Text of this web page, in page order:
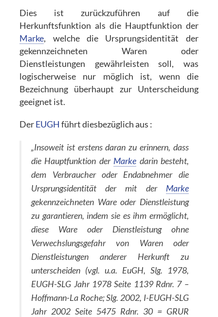
Dies ist zurückzuführen auf die
Herkunftsfunktion als die Hauptfunktion der
Marke, welche die Ursprungsidentität der
gekennzeichneten Waren oder
Dienstleistungen gewährleisten soll, was
logischerweise nur möglich ist, wenn die
Bezeichnung überhaupt zur Unterscheidung
geeignet ist.
DerEUGH führt diesbezüglich aus :
„Insoweit ist erstens daran zu erinnern, dass
die Hauptfunktion der Marke darin besteht,
dem Verbraucher oder Endabnehmer die
Ursprungsidentität der mit der Marke
gekennzeichneten Ware oder Dienstleistung
zu garantieren, indem sie es ihm ermöglicht,
diese Ware oder Dienstleistung ohne
Verwechslungsgefahr von Waren oder
Dienstleistungen anderer Herkunft zu
unterscheiden (vgl. u.a. EuGH, Slg. 1978,
EUGH-SLG Jahr 1978 Seite 1139 Rdnr. 7 –
Hoffmann-La Roche; Slg. 2002, I-EUGH-SLG
Jahr 2002 Seite 5475 Rdnr. 30 = GRUR